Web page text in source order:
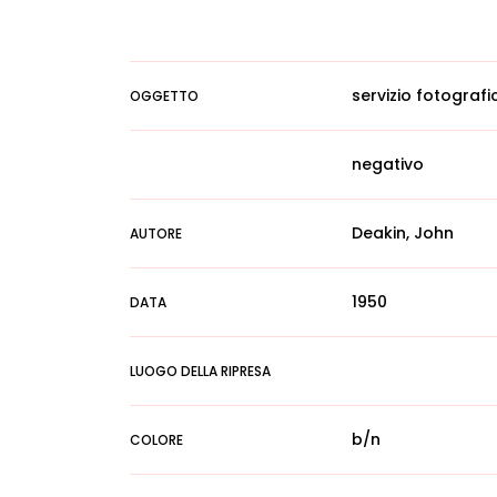
OGGETTO servizio
negativo
AUTORE Deakin, John
DATA 1950
LUOGO DELLA RIPRESA
COLORE b/n